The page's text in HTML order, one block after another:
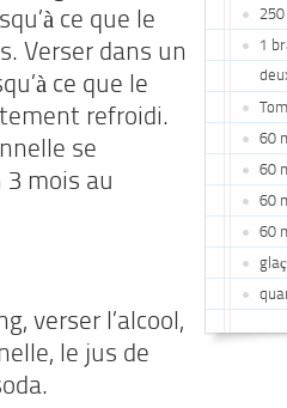
250
1
60
60
60
60
ce que le
Verser dans un
ce que le
refroidi.
se
3 mois au
verser l’alcool,
le jus de